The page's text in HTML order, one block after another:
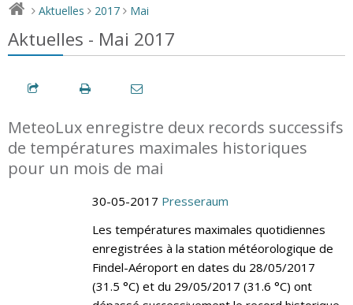
> Aktuelles > 2017 > Mai
Aktuelles - Mai 2017
MeteoLux enregistre deux records successifs
de températures maximales historiques
pour un mois de mai
30-05-2017 Presseraum
Les températures maximales quotidiennes
enregistrées à la station météorologique de
Findel-Aéroport en dates du 28/05/2017
(31.5 °C) et du 29/05/2017 (31.6 °C) ont